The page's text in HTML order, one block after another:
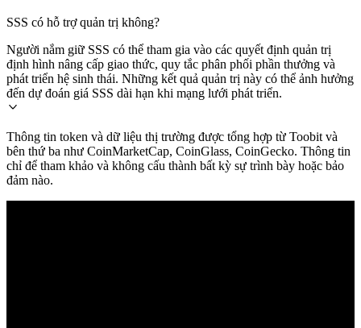
SSS có hỗ trợ quản trị không?
Người nắm giữ SSS có thể tham gia vào các quyết định quản trị
định hình nâng cấp giao thức, quy tắc phân phối phần thưởng và
phát triển hệ sinh thái. Những kết quả quản trị này có thể ảnh hưởng
đến dự đoán giá SSS dài hạn khi mạng lưới phát triển.
Thông tin token và dữ liệu thị trường được tổng hợp từ Toobit và
bên thứ ba như CoinMarketCap, CoinGlass, CoinGecko. Thông tin
chỉ để tham khảo và không cấu thành bất kỳ sự trình bày hoặc bảo
đảm nào.